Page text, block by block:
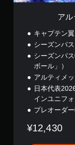
ン
ア
キャプテン
シーズンパス
シーズンパ
ボール」）
アルティメ
日本代表
インユニフ
プレオーダ
¥12,430